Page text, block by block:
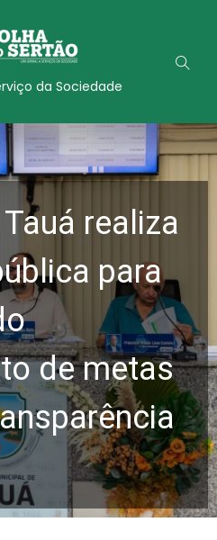
da Sociedade
realiza
para
de metas